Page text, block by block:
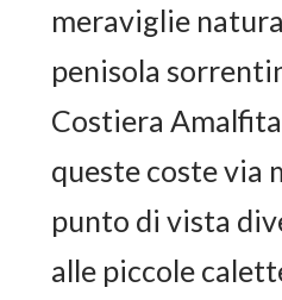
meraviglie
penisola
Costiera
queste coste via
punto di vista
alle piccole